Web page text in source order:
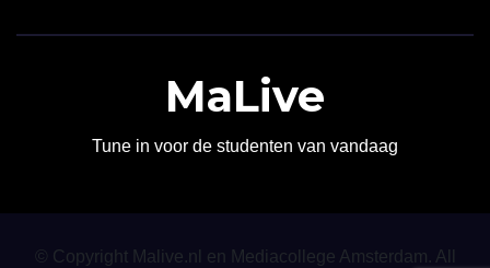
MaLive
Tune in voor de studenten van vandaag
© Copyright Malive.nl en Mediacollege Amsterdam. All